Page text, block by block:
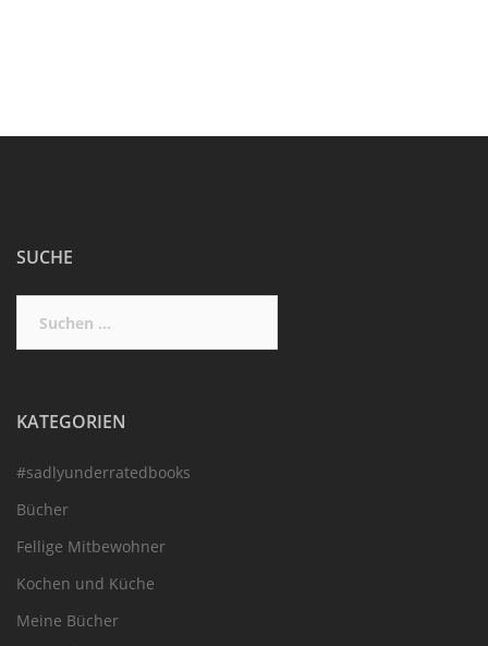
SUCHE
nach:
KATEGORIEN
#sadlyunderratedbooks
Bücher
Fellige Mitbewohner
Kochen und Küche
Meine Bücher